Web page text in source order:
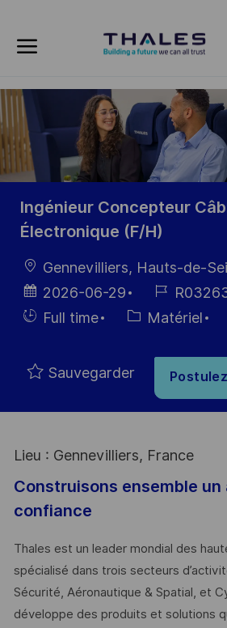
-
Ingénieur Concepteur
Électronique (F/H)
localisation
Gennevilliers, Hauts-de-
Date
d’affichage
2026-06-29
Référence
du poste
HiringFull time Catégorie
Matériel
Sauvegarder
Lieu : Gennevilliers, France
Construisons ensemble un
confiance
Thales est un leader mondial des
spécialisé dans trois secteurs
Sécurité, Aéronautique & Spatial, et
développe des produits et solutions